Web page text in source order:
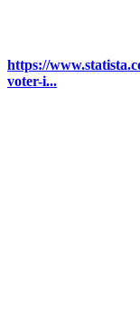
https://
voter-i...